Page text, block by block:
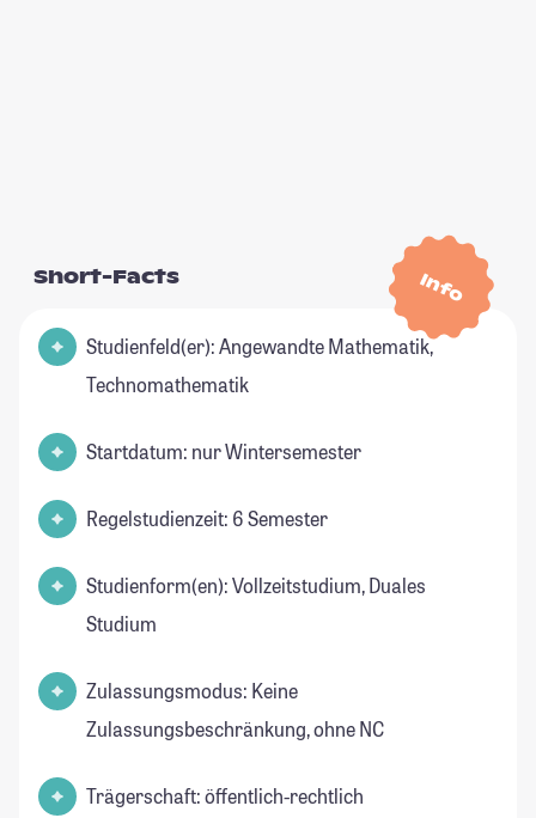
Info
Short-Facts
Studienfeld(er): Angewandte Mathematik,
Technomathematik
Startdatum: nur Wintersemester
Regelstudienzeit: 6 Semester
Studienform(en): Vollzeitstudium, Duales
Studium
Zulassungsmodus: Keine
Zulassungsbeschränkung, ohne NC
Trägerschaft: öffentlich-rechtlich